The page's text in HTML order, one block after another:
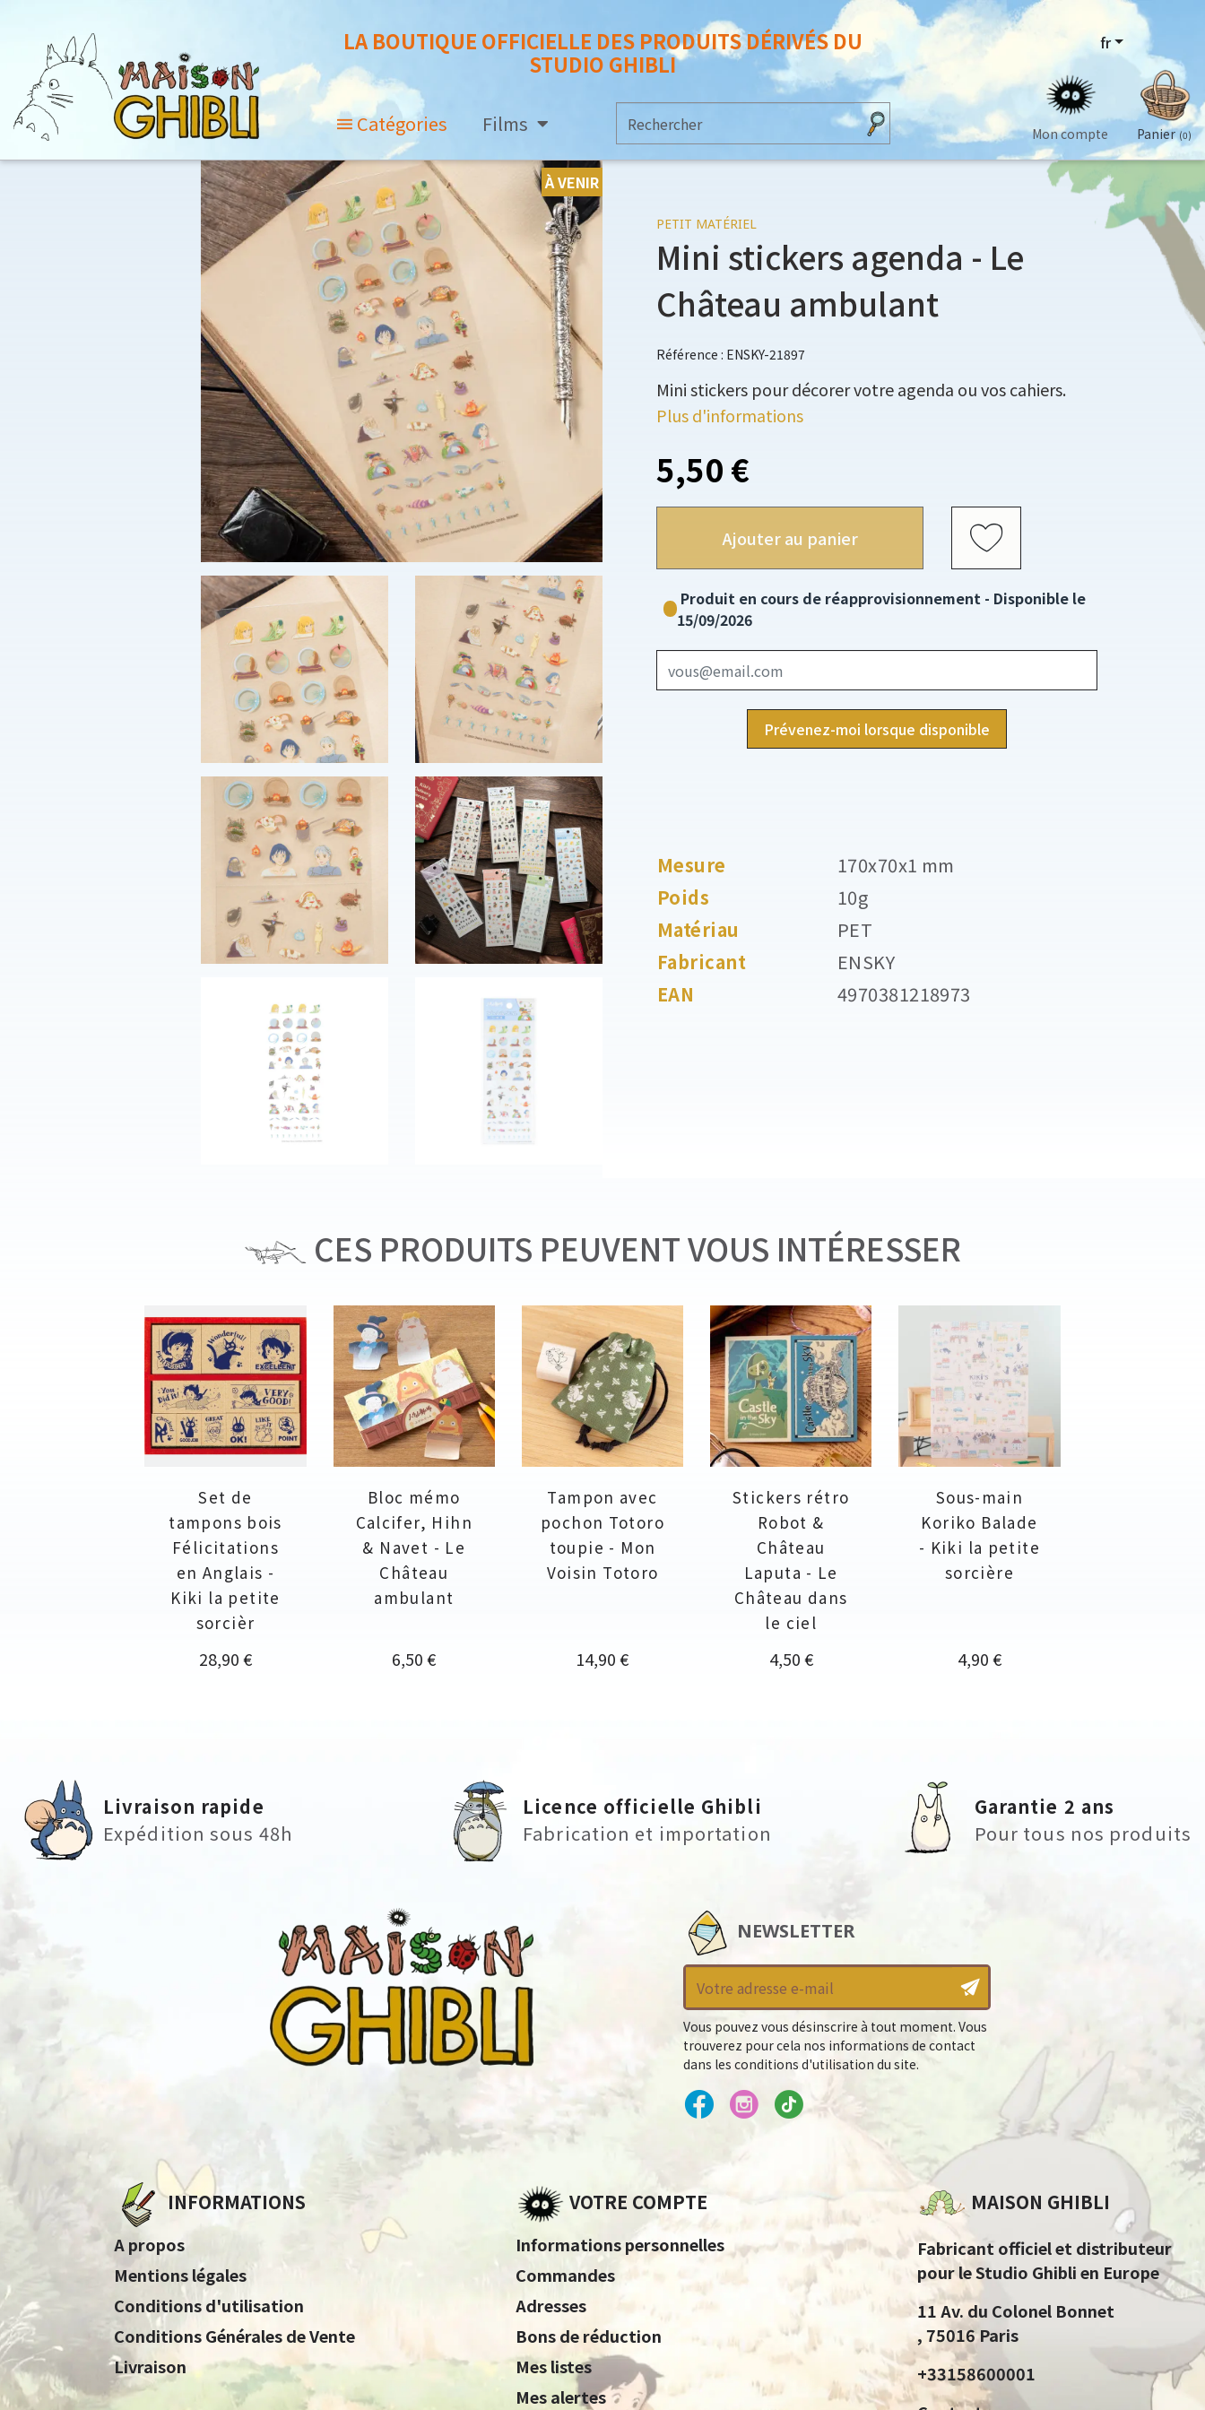
LA BOUTIQUE OFFICIELLE DES PRODUITS DÉRIVÉS DU
STUDIO GHIBLI
Catégories Films
fr
Mon compte Panier (0)
À VENIR
PETIT MATÉRIEL
Mini stickers agenda - Le
Château ambulant
Référence : ENSKY-21897
Mini stickers pour décorer votre agenda ou vos cahiers.
Plus d'informations
5,50 €
Ajouter au panier
Produit en cours de réapprovisionnement - Disponible le
15/09/2026
Prévenez-moi lorsque disponible
Mesure
170x70x1 mm
Poids
10g
Matériau
PET
Fabricant
ENSKY
EAN
4970381218973
CES PRODUITS PEUVENT VOUS INTÉRESSER
Set de
tampons bois
Félicitations
en Anglais -
Kiki la petite
sorcièr
Prix
28,90 €
Bloc mémo
Calcifer, Hihn
& Navet - Le
Château
ambulant
Prix
6,50 €
Tampon avec
pochon Totoro
toupie - Mon
Voisin Totoro
Prix
14,90 €
Stickers rétro
Robot &
Château
Laputa - Le
Château dans
le ciel
Prix
4,50 €
Sous-main
Koriko Balade
- Kiki la petite
sorcière
Prix
4,90 €
Livraison rapide
Expédition sous 48h
Licence officielle Ghibli
Fabrication et importation
Garantie 2 ans
Pour tous nos produits
NEWSLETTER
Vous pouvez vous désinscrire à tout moment. Vous
trouverez pour cela nos informations de contact
dans les conditions d'utilisation du site.
INFORMATIONS
A propos
Mentions légales
Conditions d'utilisation
Conditions Générales de Vente
Livraison
VOTRE COMPTE
Informations personnelles
Commandes
Adresses
Bons de réduction
Mes listes
Mes alertes
MAISON GHIBLI
Fabricant officiel et distributeur
pour le Studio Ghibli en Europe
11 Av. du Colonel Bonnet
, 75016 Paris
+33158600001